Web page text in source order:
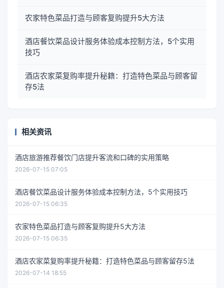
农家特色菜品打造与顾客复购提升5大方法
酒店餐饮菜品设计服务体验成本控制方法，5个实用
技巧
酒店农家菜复购率提升秘籍：打造特色菜品与顾客留
存5法
相关资讯
酒店旅游推荐餐饮门店提升客流和口碑的实用策略
2026-07-15 07:05
酒店餐饮菜品设计服务体验成本控制方法，5个实用技巧
2026-07-15 06:35
农家特色菜品打造与顾客复购提升5大方法
2026-07-15 06:35
酒店农家菜复购率提升秘籍：打造特色菜品与顾客留存5法
2026-07-14 18:55